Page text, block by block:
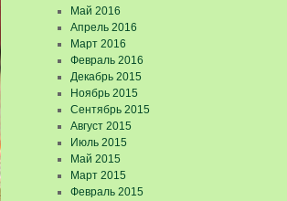
Май 2016
Апрель 2016
Март 2016
Февраль 2016
Декабрь 2015
Ноябрь 2015
Сентябрь 2015
Август 2015
Июль 2015
Май 2015
Март 2015
Февраль 2015